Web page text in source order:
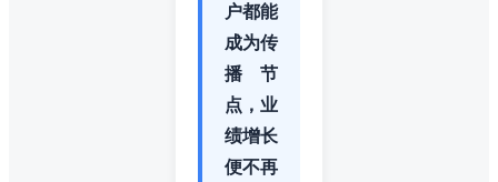
户都能
成为传
播节
点，业
绩增长
便不再